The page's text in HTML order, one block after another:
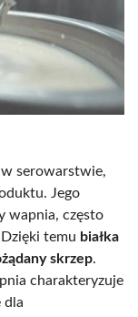
serowarstwie,
Jego
wapnia, często
temu białka
skrzep.
charakteryzuje
dla